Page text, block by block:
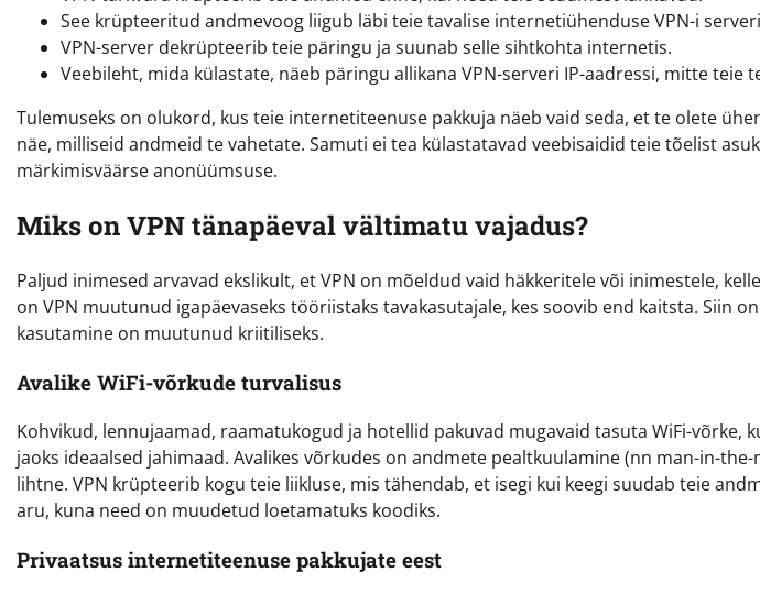
See krüpteeritud andmevoog liigub läbi teie tavalise internetiühenduse VPN-i
VPN-server dekrüpteerib teie päringu ja suunab selle sihtkohta internetis.
Veebileht, mida külastate, näeb päringu allikana VPN-serveri IP-aadressi, mitte teie
Tulemuseks on olukord, kus teie internetiteenuse pakkuja näeb vaid seda, et te olete
näe, milliseid andmeid te vahetate. Samuti ei tea külastatavad veebisaidid teie tõelist
märkimisväärse anonüümsuse.
Miks on VPN tänapäeval vältimatu vajadus?
Paljud inimesed arvavad ekslikult, et VPN on mõeldud vaid häkkeritele või inimestele,
on VPN muutunud igapäevaseks tööriistaks tavakasutajale, kes soovib end kaitsta. Siin
kasutamine on muutunud kriitiliseks.
Avalike WiFi-võrkude turvalisus
Kohvikud, lennujaamad, raamatukogud ja hotellid pakuvad mugavaid tasuta WiFi-võrke,
jaoks ideaalsed jahimaad. Avalikes võrkudes on andmete pealtkuulamine (nn man-in-
lihtne. VPN krüpteerib kogu teie liikluse, mis tähendab, et isegi kui keegi suudab teie
aru, kuna need on muudetud loetamatuks koodiks.
Privaatsus internetiteenuse pakkujate eest